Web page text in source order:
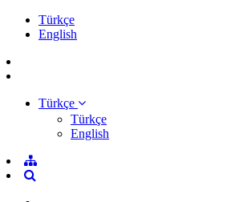
Türkçe
English
Türkçe
Türkçe
English